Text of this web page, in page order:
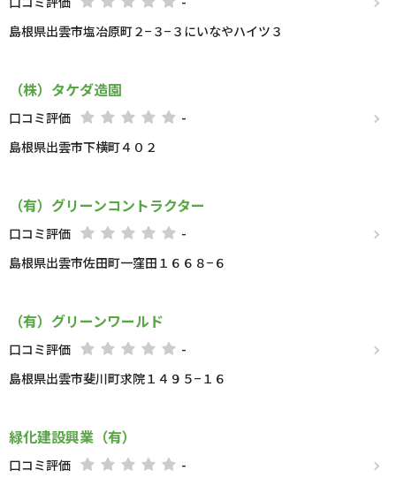
島根県出雲市塩冶原町２−３−３にいなやハイツ３
（株）タケダ造園
口コミ評価
-
島根県出雲市下横町４０２
（有）グリーンコントラクター
口コミ評価
-
島根県出雲市佐田町一窪田１６６８−６
（有）グリーンワールド
口コミ評価
-
島根県出雲市斐川町求院１４９５−１６
緑化建設興業（有）
口コミ評価
-